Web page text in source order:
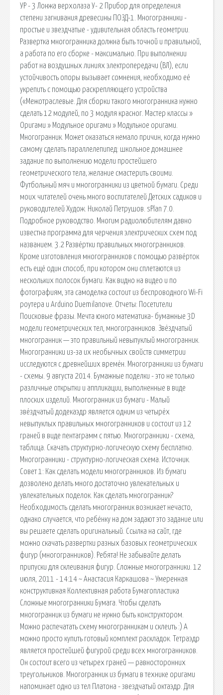
УР - 3 Лонжа верхолаза У- 2 Прибор для определения
степени загнивания древесины ПОЗД-1. Многогранники -
простые и звездчатые - удивительная область геометрии.
Развертка многогранника должна быть точной и правильной,
а работа по его сборке - максимально. При выполнении
работ на воздушных линиях электропередачи (ВЛ), если
устойчивость опоры вызывает сомнения, необходимо её
укрепить с помощью раскрепляющего устройства
(«Межотраслевые. Для сборки такого многогранника нужно
сделать 12 модулей, по 3 модуля красног. Мастер классы »
Оригами » Модульное оригами » Модульное оригами.
Многогранник. Может оказаться немало причин, когда нужно
самому сделать параллелепипед: школьное домашнее
задание по выполнению модели простейшего
геометрического тела, желание смастерить своими.
Футбольный мяч и многогранники из цветной бумаги. Среди
моих читателей очень много воспитателей Детских садиков и
руководителей Худож. Николай Петрушов. sPlan 7.0.
Подробное руководство. Многим радиолюбителям давно
известна программа для черчения электрических схем под
названием. 3.2 Развёртки правильных многогранников.
Кроме изготовления многогранников с помощью развёрток
есть ещё один способ, при котором они сплетаются из
нескольких полосок бумаги. Как видно на видео и по
фотографиям, эта самоделка состоит из беспроводного Wi-Fi
роутера и Arduino Duemilanove. Отчеты: Посетители
Поисковые фразы. Мечта юного математика- бумажные 3D
модели геометрических тел, многогранников. Звёздчатый
многогранник — это правильный невыпуклый многогранник.
Многогранники из-за их необычных свойств симметрии
исследуются с древнейших времён. Многогранники из бумаги
- схемы. 9 августа 2014. Бумажные поделки - это не только
различные открытки и аппликации, выполненные в виде
плоских изделий. Многогранник из бумаги - Малый
звёздчатый додекаэдр является одним из четырёх
невыпуклых правильных многогранников и состоит из 12
граней в виде пентаграмм с пятью. Многогранники - схема,
таблица. Скачать структурно-логическую схему бесплатно.
Многогранники - структурно-логическая схема. Источник.
Совет 1: Как сделать модели многогранников. Из бумаги
дозволено делать много достаточно увлекательных и
увлекательных поделок. Как сделать многогранник?
Необходимость сделать многогранник возникает нечасто,
однако случается, что ребёнку на дом задают это задание или
вы решаете сделать оригинальный. Ссылка на сайт, где
можно скачать развертки разных базовых геометрических
фигур (многогранников). Ребята! Не забывайте делать
припуски для склеивания фигур. Сложные многогранники. 12
июля, 2011 - 14:14 ~ Анастасия Каркашова ~ Умеренная
конструктивная Коллективная работа Бумагопластика
Сложные многогранники Бумага. Чтобы сделать
многогранник из бумаги не нужно быть конструктором.
Можно распечатать схему многогранникам и склеить :) А
можно просто купить готовый комплект раскладок. Тетраэдр
является простейшей фигурой среди всех многогранников.
Он состоит всего из четырех граней — равносторонних
треугольников. Многогранник из бумаги в технике оригами
напоминает одно из тел Платона - звездчатый октаэдр. Для